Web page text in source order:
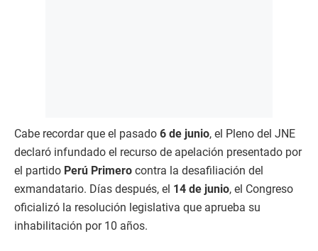
Cabe recordar que el pasado 6 de junio, el Pleno del JNE
declaró infundado el recurso de apelación presentado por
el partido Perú Primero contra la desafiliación del
exmandatario. Días después, el 14 de junio, el Congreso
oficializó la resolución legislativa que aprueba su
inhabilitación por 10 años.